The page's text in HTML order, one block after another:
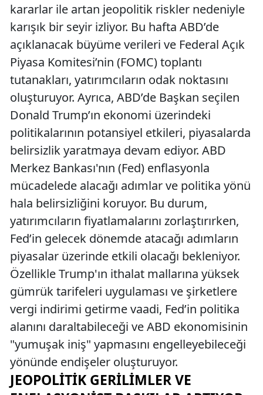
kararlar ile artan jeopolitik riskler nedeniyle
karışık bir seyir izliyor. Bu hafta ABD’de
açıklanacak büyüme verileri ve Federal Açık
Piyasa Komitesi’nin (FOMC) toplantı
tutanakları, yatırımcıların odak noktasını
oluşturuyor. Ayrıca, ABD’de Başkan seçilen
Donald Trump’ın ekonomi üzerindeki
politikalarının potansiyel etkileri, piyasalarda
belirsizlik yaratmaya devam ediyor. ABD
Merkez Bankası'nın (Fed) enflasyonla
mücadelede alacağı adımlar ve politika yönü
hala belirsizliğini koruyor. Bu durum,
yatırımcıların fiyatlamalarını zorlaştırırken,
Fed’in gelecek dönemde atacağı adımların
piyasalar üzerinde etkili olacağı bekleniyor.
Özellikle Trump'ın ithalat mallarına yüksek
gümrük tarifeleri uygulaması ve şirketlere
vergi indirimi getirme vaadi, Fed’in politika
alanını daraltabileceği ve ABD ekonomisinin
"yumuşak iniş" yapmasını engelleyebileceği
yönünde endişeler oluşturuyor.
JEOPOLITIK GERILIMLER VE